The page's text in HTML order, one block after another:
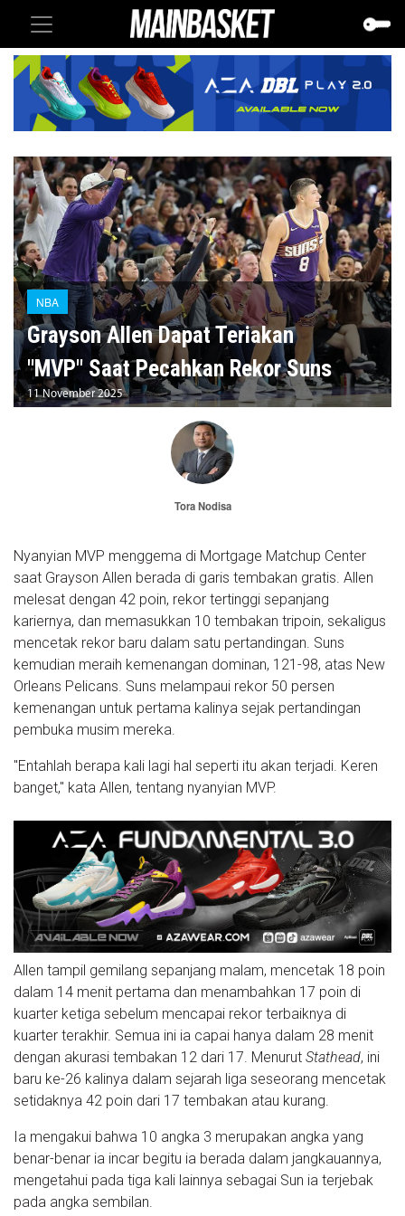
NBA
Grayson Allen Dapat Teriakan
"MVP" Saat Pecahkan Rekor Suns
11 November 2025
Tora Nodisa
Nyanyian MVP menggema di Mortgage Matchup Center
saat Grayson Allen berada di garis tembakan gratis. Allen
melesat dengan 42 poin, rekor tertinggi sepanjang
kariernya, dan memasukkan 10 tembakan tripoin, sekaligus
mencetak rekor baru dalam satu pertandingan. Suns
kemudian meraih kemenangan dominan, 121-98, atas New
Orleans Pelicans. Suns melampaui rekor 50 persen
kemenangan untuk pertama kalinya sejak pertandingan
pembuka musim mereka.
"Entahlah berapa kali lagi hal seperti itu akan terjadi. Keren
banget," kata Allen, tentang nyanyian MVP.
Allen tampil gemilang sepanjang malam, mencetak 18 poin
dalam 14 menit pertama dan menambahkan 17 poin di
kuarter ketiga sebelum mencapai rekor terbaiknya di
kuarter terakhir. Semua ini ia capai hanya dalam 28 menit
dengan akurasi tembakan 12 dari 17. Menurut Stathead, ini
baru ke-26 kalinya dalam sejarah liga seseorang mencetak
setidaknya 42 poin dari 17 tembakan atau kurang.
Ia mengakui bahwa 10 angka 3 merupakan angka yang
benar-benar ia incar begitu ia berada dalam jangkauannya,
mengetahui pada tiga kali lainnya sebagai Sun ia terjebak
pada angka sembilan.